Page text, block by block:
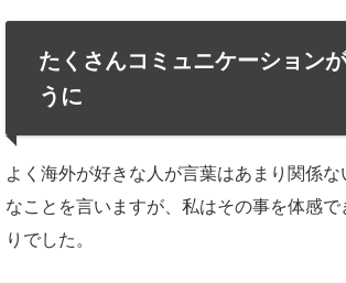
たくさんコミュニケーション
うに
よく海外が好きな人が言葉はあまり関係な
なことを言いますが、私はその事を体感
りでした。